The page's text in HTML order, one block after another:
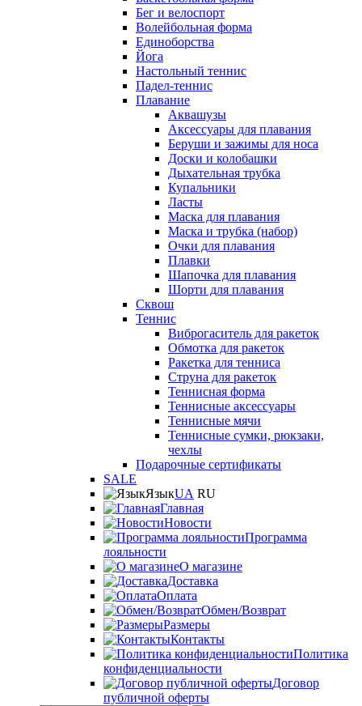
Бег и велоспорт
Волейбольная форма
Единоборства
Йога
Настольный теннис
Падел-теннис
Плавание
Аквашузы
Аксессуары для плавания
Беруши и зажимы для носа
Доски и колобашки
Дыхательная трубка
Купальники
Ласты
Маска для плавания
Маска и трубка (набор)
Очки для плавания
Плавки
Шапочка для плавания
Шорти для плавания
Сквош
Теннис
Виброгаситель для ракеток
Обмотка для ракеток
Ракетка для тенниса
Струна для ракеток
Теннисная форма
Теннисные аксессуары
Теннисные мячи
Теннисные сумки, рюкзаки,
чехлы
Подарочные сертификаты
SALE
ЯзыкUA RU
Главная
Новости
Программа
лояльности
О магазине
Доставка
Оплата
Обмен/Возврат
Размеры
Контакты
Политика
конфиденциальности
Договор
публичной оферты